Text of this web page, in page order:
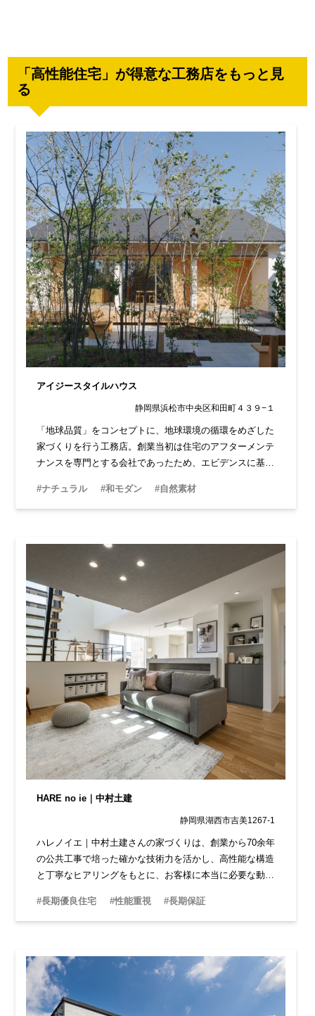
「高性能住宅」が得意な工務店をもっと見
る
アイジースタイルハウス
静岡県浜松市中央区和田町４３９−１
「地球品質」をコンセプトに、地球環境の循環をめざした
家づくりを行う工務店。創業当初は住宅のアフターメンテ
ナンスを専門とする会社であったため、エビデンスに基づ
く、安心して相談ができます。
#ナチュラル #和モダン #自然素材
HARE no ie｜中村土建
静岡県湖西市吉美1267-1
ハレノイエ｜中村土建さんの家づくりは、創業から70余年
の公共工事で培った確かな技術力を活かし、高性能な構造
と丁寧なヒアリングをもとに、お客様に本当に必要な動線
提供しています。
#長期優良住宅 #性能重視 #長期保証